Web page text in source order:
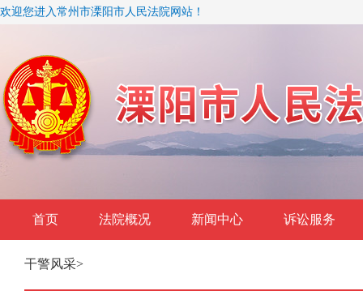
欢迎您进入常州市溧阳市人民法院网站！
首页 法院概况 新闻中心 诉讼服务
干警风采>